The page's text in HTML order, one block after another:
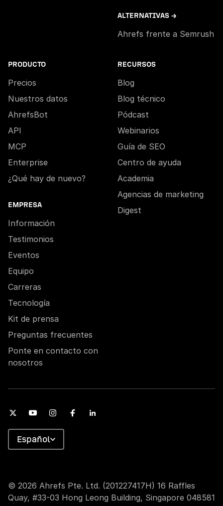
ALTERNATIVAS →
Ahrefs frente a Semrush
PRODUCTO
Precios
Nuestros datos
AhrefsBot
API
MCP
Enterprise
¿Qué hay de nuevo?
EMPRESA
Información
Testimonios
Eventos
Equipo
Carreras
Tecnología
Kit de prensa
Preguntas frecuentes
Ponte en contacto con
nosotros
RECURSOS
Blog
Blog técnico
Pódcast
Webinarios
Guía de SEO
Centro de ayuda
Academia
Agencias de marketing
Digest
© 2026 Ahrefs Pte. Ltd. (201227417H) 16 Raffles
Quay, #33-03 Hong Leong Building, Singapore 048581
Español